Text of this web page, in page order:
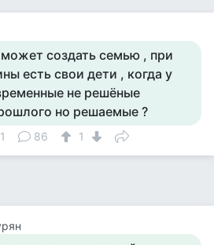
создать семью , при
есть свои дети , когда у
не решёные
но решаемые ?
86 1